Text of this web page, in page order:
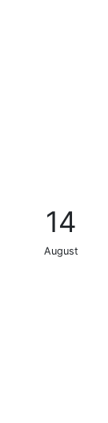
14
August